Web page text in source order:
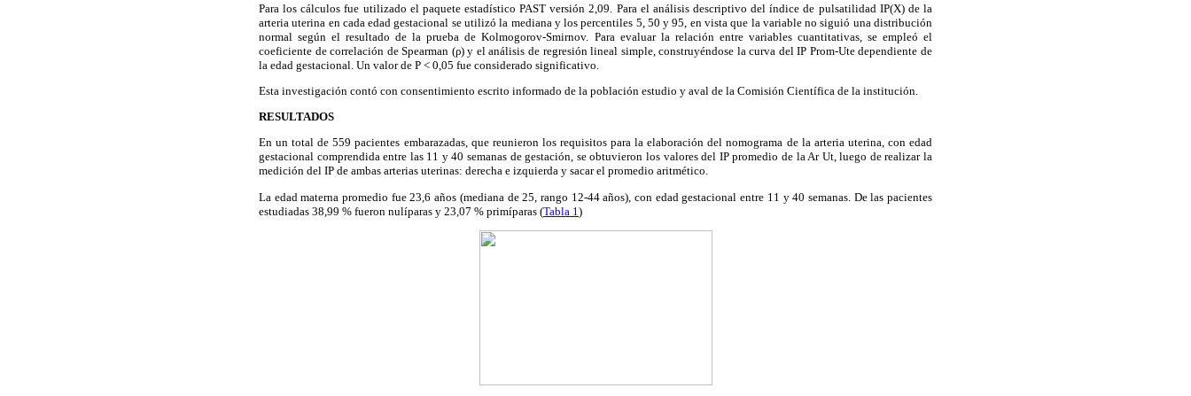
Para los cálculos fue utilizado el paquete estadístico PAST versión 2,09. Para el análisis descriptivo del índice de pulsatilidad IP(X) de la
arteria uterina en cada edad gestacional se utilizó la mediana y los percentiles 5, 50 y 95, en vista que la variable no siguió una distribución
normal según el resultado de la prueba de Kolmogorov-Smirnov. Para evaluar la relación entre variables cuantitativas, se empleó el
coeficiente de correlación de Spearman (ρ) y el análisis de regresión lineal simple, construyéndose la curva del IP Prom-Ute dependiente de
la edad gestacional. Un valor de P < 0,05 fue considerado significativo.
Esta investigación contó con consentimiento escrito informado de la población estudio y aval de la Comisión Científica de la institución.
RESULTADOS
En un total de 559 pacientes embarazadas, que reunieron los requisitos para la elaboración del nomograma de la arteria uterina, con edad
gestacional comprendida entre las 11 y 40 semanas de gestación, se obtuvieron los valores del IP promedio de la Ar Ut, luego de realizar la
medición del IP de ambas arterias uterinas: derecha e izquierda y sacar el promedio aritmético.
La edad materna promedio fue 23,6 años (mediana de 25, rango 12-44 años), con edad gestacional entre 11 y 40 semanas. De las pacientes
estudiadas 38,99 % fueron nulíparas y 23,07 % primíparas (Tabla 1 )